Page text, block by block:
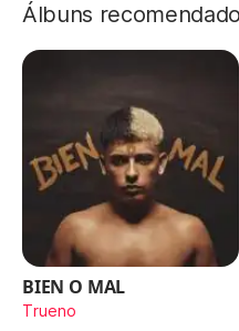
Álbuns
BIEN O MAL
Trueno